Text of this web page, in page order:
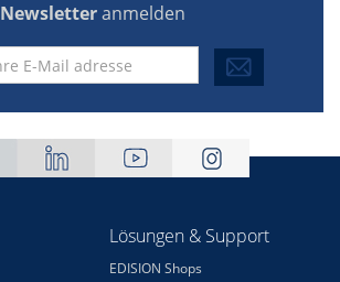
Newsletteranmelden
Lösungen & Support
EDISION Shops